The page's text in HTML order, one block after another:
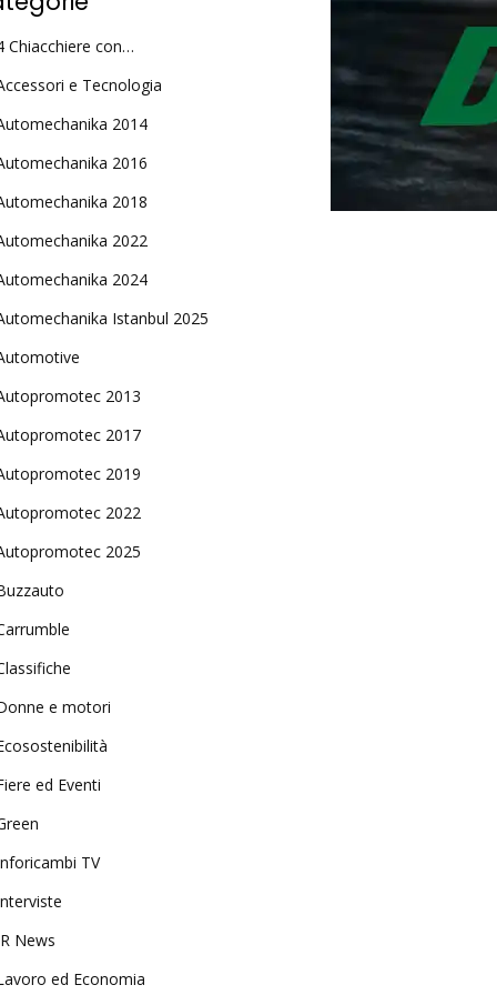
Chiacchiere con…
e Tecnologia
2014
2016
2018
2022
2024
Istanbul 2025
2013
2017
2019
2022
2025
e motori
ed Eventi
TV
News
ed Economia